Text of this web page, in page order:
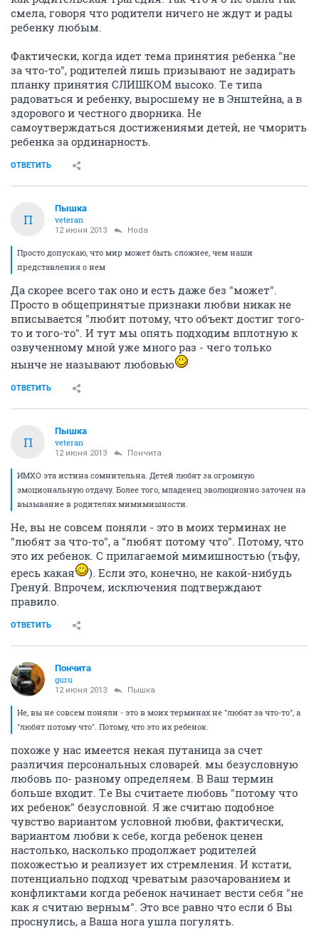
смела, говоря что родители ничего не ждут и рады
ребенку любым.
Фактически, когда идет тема принятия ребенка "не
за что-то", родителей лишь призывают не задирать
планку принятия СЛИШКОМ высоко. Т.е типа
радоваться и ребенку, выросшему не в Энштейна, а в
здорового и честного дворника. Не
самоутверждаться достижениями детей, не чморить
ребенка за ординарность.
ОТВЕТИТЬ
П
Пышка
veteran
12 июня 2013 Hoda
Просто допускаю, что мир может быть сложнее, чем наши
представления о нем
Да скорее всего так оно и есть даже без "может".
Просто в общепринятые признаки любви никак не
вписывается "любит потому, что объект достиг того-
то и того-то". И тут мы опять подходим вплотную к
озвученному мной уже много раз - чего только
нынче не называют любовью
ОТВЕТИТЬ
П
Пышка
veteran
12 июня 2013 Пончита
ИМХО эта истина сомнительна. Детей любят за огромную
эмоциональную отдачу. Более того, младенец эволюционно заточен на
вызывание в родителях мимимишности.
Не, вы не совсем поняли - это в моих терминах не
"любят за что-то", а "любят потому что". Потому, что
это их ребенок. С прилагаемой мимишностью (тьфу,
ересь какая
). Если это, конечно, не какой-нибудь
Гренуй. Впрочем, исключения подтверждают
правило.
ОТВЕТИТЬ
Пончита
guru
12 июня 2013 Пышка
Не, вы не совсем поняли - это в моих терминах не "любят за что-то", а
"любят потому что". Потому, что это их ребенок.
похоже у нас имеется некая путаница за счет
различия персональных словарей. мы безусловную
любовь по- разному определяем. В Ваш термин
больше входит. Т.е Вы считаете любовь "потому что
их ребенок" безусловной. Я же считаю подобное
чувство вариантом условной любви, фактически,
вариантом любви к себе, когда ребенок ценен
настолько, насколько продолжает родителей
похожестью и реализует их стремления. И кстати,
потенциально подход чреватым разочарованием и
конфликтами когда ребенок начинает вести себя "не
как я считаю верным". Это все равно что если б Вы
проснулись, а Ваша нога ушла погулять.